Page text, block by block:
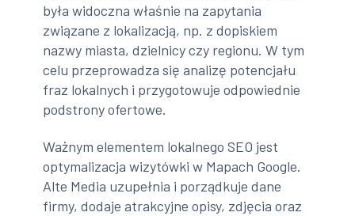
była widoczna właśnie na zapytania
związane z lokalizacją, np. z dopiskiem
nazwy miasta, dzielnicy czy regionu. W tym
celu przeprowadza się analizę potencjału
fraz lokalnych i przygotowuje odpowiednie
podstrony ofertowe.
Ważnym elementem lokalnego SEO jest
optymalizacja wizytówki w Mapach Google.
Alte Media uzupełnia i porządkuje dane
firmy, dodaje atrakcyjne opisy, zdjęcia oraz